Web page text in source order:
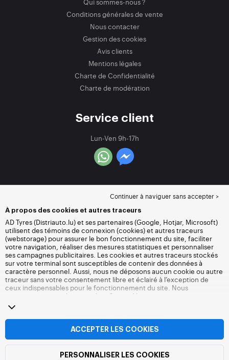
Qui sommes-nous ?
Conditions générales de vente
Nous contacter
Gestion des cookies
Avis clients
Mentions légales
Charte de Confidentialité
Charte de modération
Service client
Lun-Ven 9h-17h
Continuer à naviguer sans accepter >
À propos des cookies et autres traceurs
AD Tyres (Distriauto.lu) et ses partenaires (Google, Hotjar, Microsoft)
utilisent des témoins de connexion (cookies) et autres traceurs
(webstorage) pour assurer le bon fonctionnement du site, faciliter
votre navigation, réaliser des mesures statistiques et personnaliser
ses campagnes publicitaires. Les cookies et autres traceurs stockés
sur votre terminal sont susceptibles de contenir des données à
caractère personnel. Aussi, nous ne déposons aucun cookie ou autre
traceur sans votre consentement libre et éclairé à l’exception de
ceux indispensables pour le fonctionnement du site. Nous
conservons votre choix pendant 6 mois. Vous pouvez retirer votre
consentement à tout moment en vous rendant sur la
autres traceurs
accepter le dépôt de cookies ou autres traceurs. Le refus ne fait pas
obstacle à l’accès aux services Distriauto.lu. Pour plus d’informations,
nous vous invitons à consulter
ACCEPTER LES COOKIES
PERSONNALISER LES COOKIES